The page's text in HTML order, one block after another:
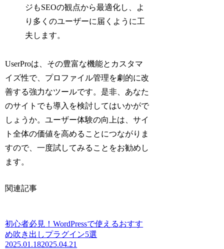
ジもSEOの観点から最適化し、よ
り多くのユーザーに届くように工
夫します。
UserProは、その豊富な機能とカスタマ
イズ性で、プロファイル管理を劇的に改
善する強力なツールです。是非、あなた
のサイトでも導入を検討してはいかがで
しょうか。ユーザー体験の向上は、サイ
ト全体の価値を高めることにつながりま
すので、一度試してみることをお勧めし
ます。
関連記事
初心者必見！WordPressで使えるおすす
め吹き出しプラグイン5選
2025.01.182025.04.21